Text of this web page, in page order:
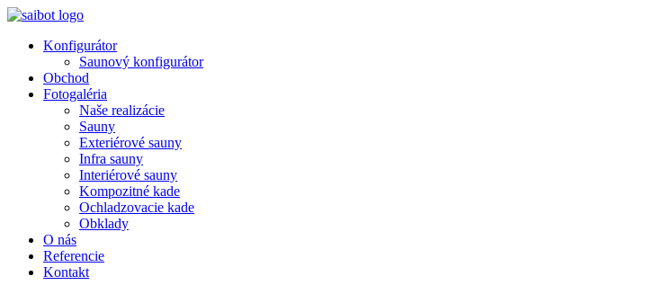
Preskočiť
obsah
Konfigurátor
Saunový konfigurátor
Obchod
Fotogaléria
Naše realizácie
Sauny
Exteriérové sauny
Infra sauny
Interiérové sauny
Kompozitné kade
Ochladzovacie kade
Obklady
O nás
Referencie
Kontakt